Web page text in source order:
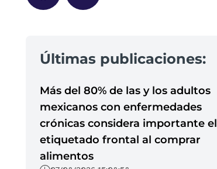
Últimas publicaciones:
Más del 80% de las y los adultos
mexicanos con enfermedades
crónicas considera importante el
etiquetado frontal al comprar
alimentos